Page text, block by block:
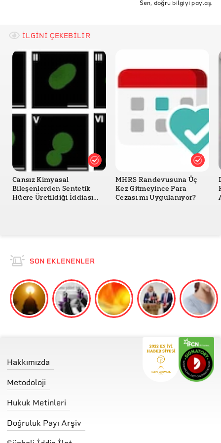
Sen, doğru bilgiyi paylaş.
İLGİNİ ÇEKEBİLİR
Cansız Kimyasal
Bileşenlerden Sentetik
Hücre Üretildiği İddiası
MHRS Randevusuna Üç
Kez Gitmeyince Para
Cezası mı Uygulanıyor?
SON EKLENENLER
Hakkımızda
Metodoloji
Hukuk Metinleri
Doğruluk Payı Arşiv